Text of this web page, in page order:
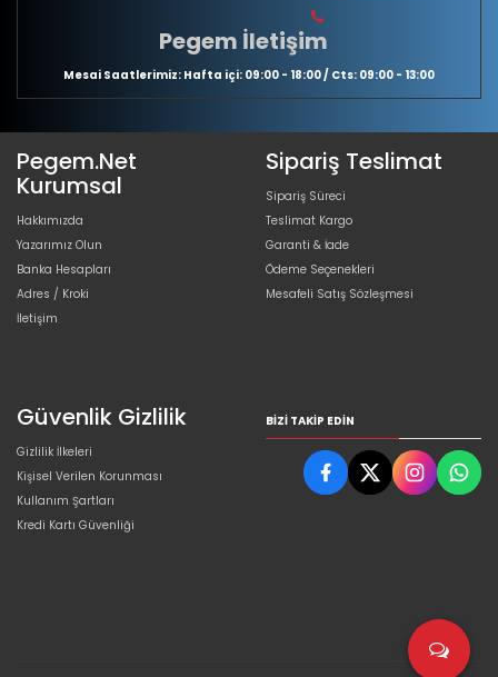
Pegem İletişim
Mesai Saatlerimiz: Hafta içi: 09:00 - 18:00 / Cts: 09:00 - 13:00
Pegem.Net
Kurumsal
Hakkımızda
Yazarımız Olun
Banka Hesapları
Adres / Kroki
İletişim
Sipariş Teslimat
Sipariş Süreci
Teslimat Kargo
Garanti & İade
Ödeme Seçenekleri
Mesafeli Satış Sözleşmesi
Güvenlik Gizlilik
Gizlilik İlkeleri
Kişisel Verilen Korunması
Kullanım Şartları
Kredi Kartı Güvenliği
BIZI TAKIP EDIN